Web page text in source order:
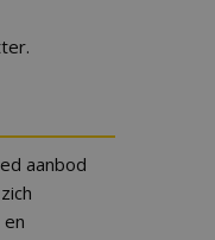
aanbod